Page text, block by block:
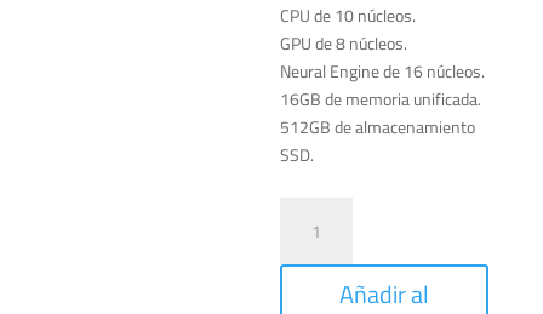
CPU de 10 núcleos.
GPU de 8 núcleos.
Neural Engine de 16 núcleos.
16GB de memoria unificada.
512GB de almacenamiento
SSD.
de
Añadir al